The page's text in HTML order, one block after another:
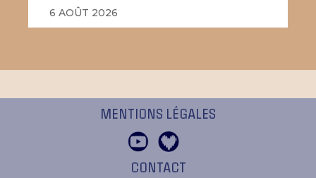
6 AOÛT 2026
MENTIONS LÉGALES
CONTACT